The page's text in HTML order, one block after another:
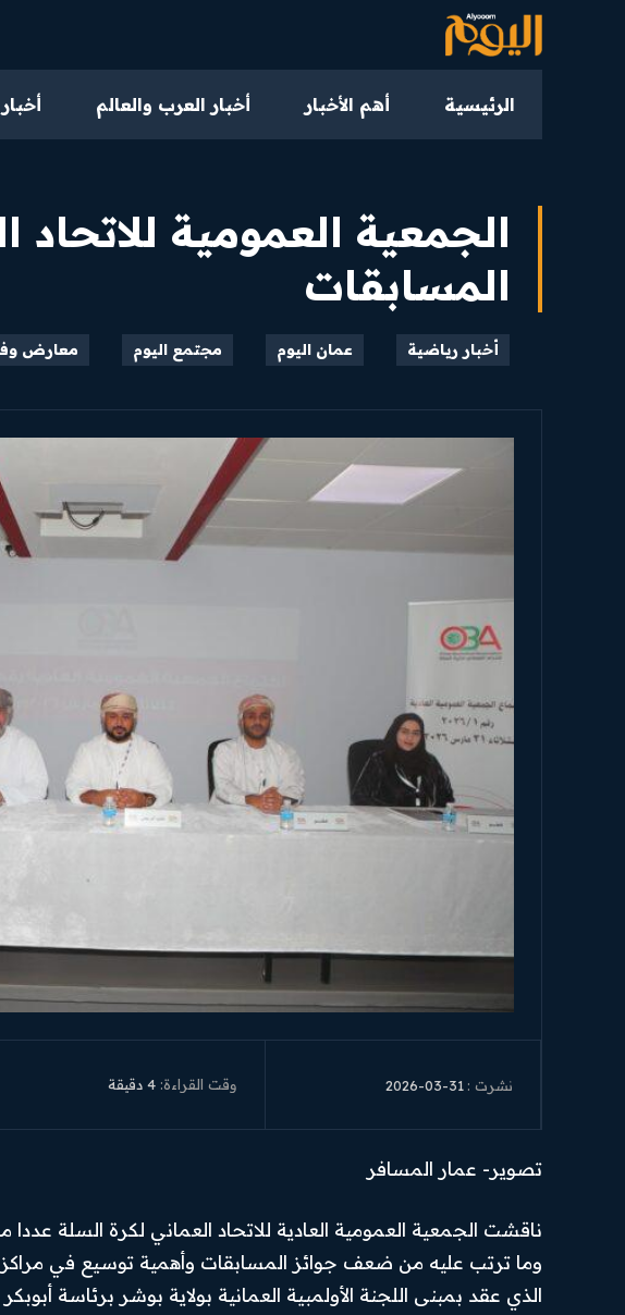
الرئيسية أهم الأخبار أخبار العرب والعالم
الجمعية العمومية
المسابقات
أخبار رياضية عمان اليوم مجتمع اليوم معارض
نشرت : 2026-03-31 وقت القراءة: 4دقيقة
تصوير- عمار المسافر
ناقشت الجمعية العمومية العادية للاتحاد العماني لكرة السلة
وما ترتب عليه من ضعف جوائز المسابقات وأهمية توسيع في مراكز
الذي عقد بمبنى اللجنة الأولمبية العمانية بولاية بوشر برئاسة